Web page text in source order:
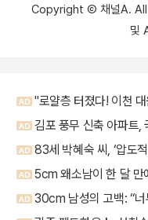
Copyright Ⓒ 채널A. All
및